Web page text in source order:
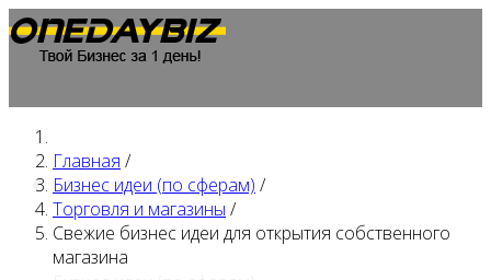
Главная
Главная /
Бизнес идеи (по сферам) /
Торговля и магазины /
Свежие бизнес идеи для открытия собственного
магазина